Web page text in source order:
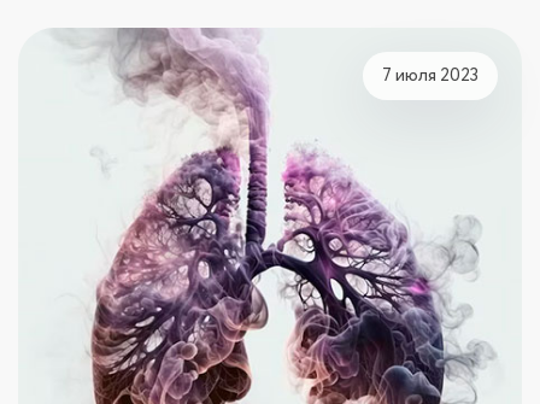
7 июля 2023